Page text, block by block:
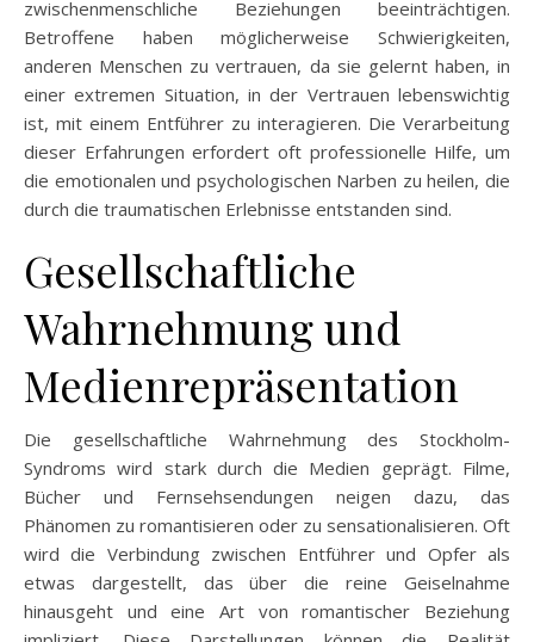
zwischenmenschliche Beziehungen beeinträchtigen.
Betroffene haben möglicherweise Schwierigkeiten,
anderen Menschen zu vertrauen, da sie gelernt haben, in
einer extremen Situation, in der Vertrauen lebenswichtig
ist, mit einem Entführer zu interagieren. Die Verarbeitung
dieser Erfahrungen erfordert oft professionelle Hilfe, um
die emotionalen und psychologischen Narben zu heilen, die
durch die traumatischen Erlebnisse entstanden sind.
Gesellschaftliche
Wahrnehmung und
Medienrepräsentation
Die gesellschaftliche Wahrnehmung des Stockholm-
Syndroms wird stark durch die Medien geprägt. Filme,
Bücher und Fernsehsendungen neigen dazu, das
Phänomen zu romantisieren oder zu sensationalisieren. Oft
wird die Verbindung zwischen Entführer und Opfer als
etwas dargestellt, das über die reine Geiselnahme
hinausgeht und eine Art von romantischer Beziehung